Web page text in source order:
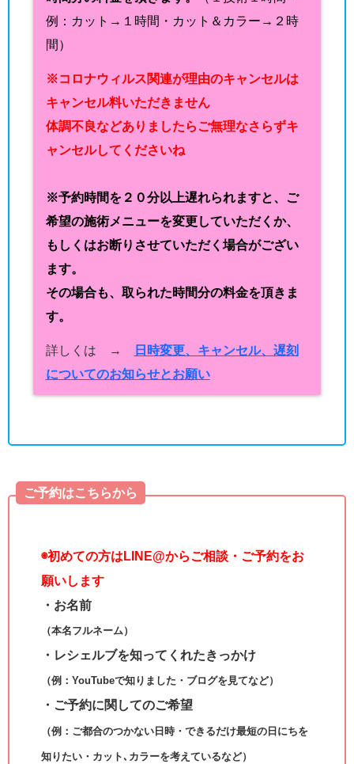
例：カット→１時間・カット＆カラー→２時
間）
※コロナウィルス関連が理由のキャンセルは
キャンセル料いただきません
体調不良などありましたらご無理なさらずキ
ャンセルしてくださいね
※予約時間を２０分以上遅れられますと、ご
希望の施術メニューを変更していただくか、
もしくはお断りさせていただく場合がござい
ます。
その場合も、取られた時間分の料金を頂きま
す。
詳しくは →
日時変更、キャンセル、遅刻
についてのお知らせとお願い
ご予約はこちらから
◉初めての方はLINE@からご相談・ご予約をお
願いします
・お名前
（本名フルネーム）
・レシェルブを知ってくれたきっかけ
（例：YouTubeで知りました・ブログを見てなど）
・ご予約に関してのご希望
（例：ご都合のつかない日時・できるだけ最短の日にちを
知りたい・カット､カラーを考えているなど）